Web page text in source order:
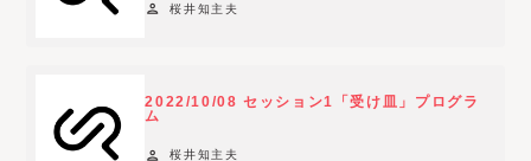
person 桜井知主夫
2022/10/08 セッション1「受け皿」プログラ
ム
person 桜井知主夫